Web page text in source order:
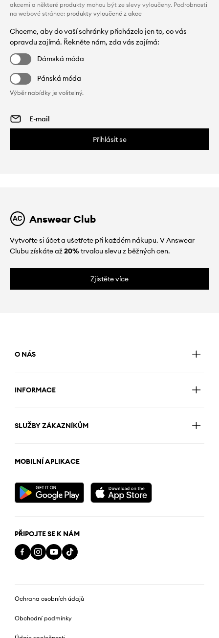
akcemi a některé produkty mohou být ze slevy vyloučeny. Podrobnosti
na webové stránce: produkty vyloučené z akce
Chceme, aby do vaší schránky přicházelo jen to, co vás
opravdu zajímá. Řekněte nám, zda vás zajímá:
Dámská móda
Pánská móda
Výběr nabídky je volitelný.
Přihlásit se
Answear Club
Vytvořte si účet a ušetřete při každém nákupu. V Answear
Clubu získáte až20%trvalou slevu z běžných cen.
Zjistěte více
O NÁS
INFORMACE
SLUŽBY ZÁKAZNÍKŮM
MOBILNÍ APLIKACE
PŘIPOJTE SE K NÁM
Ochrana osobních údajů
Obchodní podmínky